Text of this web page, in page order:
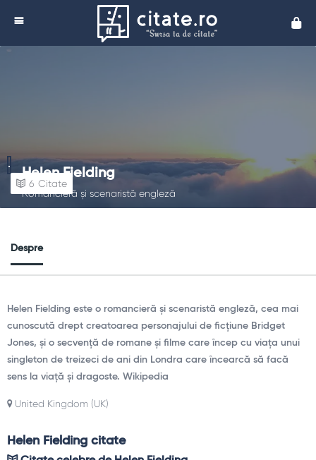
Helen Fielding
Romancieră și scenaristă engleză
6 Citate
Despre
Helen Fielding este o romancieră și scenaristă engleză, cea mai
cunoscută drept creatoarea personajului de ficțiune Bridget
Jones, și o secvență de romane și filme care încep cu viața unui
singleton de treizeci de ani din Londra care încearcă să facă
sens la viață și dragoste. Wikipedia
United Kingdom (UK)
Helen Fielding citate